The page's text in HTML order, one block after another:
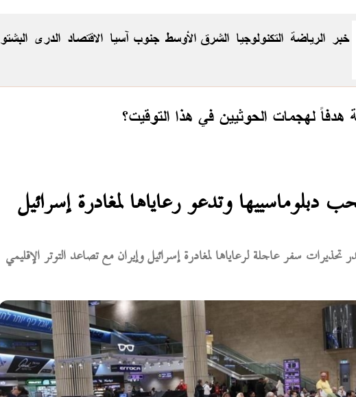
الاقتصاد جنوب آسيا الشرق الأوسط التكنولوجيا الرياضة خبر البشتو الدری
هدفاً لهجمات الحوثيين في هذا التوقيت؟
وتدعو رعاياها لمغادرة إسرائيل
سفر عاجلة لرعاياها لمغادرة إسرائيل وإيران مع تصاعد التوتر الإقليمي